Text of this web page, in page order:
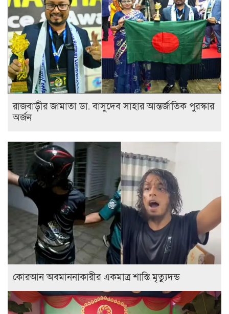
রাজবাড়ীর জামাতা ডা. বাসুদেব সাহার আন্তর্জাতিক পুরস্কার
অর্জন
কোরআন অবমাননাকারীর একমাত্র শাস্তি মৃত্যুদন্ড